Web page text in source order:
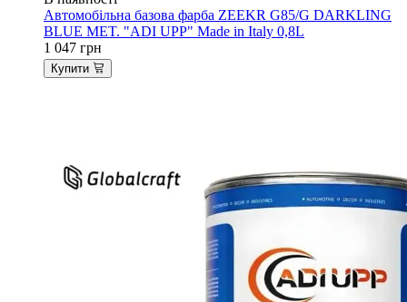
Автомобільна базова фарба ZEEKR G85/G DARKLING
BLUE MET. "ADI UPP" Made in Italy 0,8L
1 047 грн
Купити